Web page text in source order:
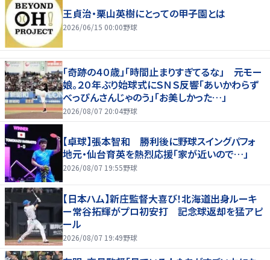
王貞治・栗山英樹にとっての甲子園とは
2026/06/15 00:00野球
「奇跡の４０歳」「時間止まりすぎてるな」 元モー
娘。２０年ぶり始球式にＳＮＳ反響「あいかわらず
べっぴんさんじゃのう」「お美しかった…」
2026/08/07 20:04野球
【卓球】張本智和 勝利後に野球スイングパフォ
地元・仙台育英を熱烈応援「家が近いので…」
2026/08/07 19:55野球
【日本ハム】新庄監督大喜び！北海道出身ルーキ
ー常谷拓輝がプロ初安打 記念球返却を猛アピ
ール
2026/08/07 19:49野球